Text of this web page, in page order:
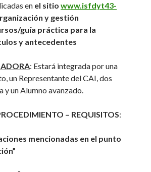
en el sitio www.isfdyt43-
y gestión
guía práctica para la
y antecedentes
: Estará integrada por una
un Representante del CAI, dos
y un Alumno avanzado.
– REQUISITOS:
mencionadas en el punto